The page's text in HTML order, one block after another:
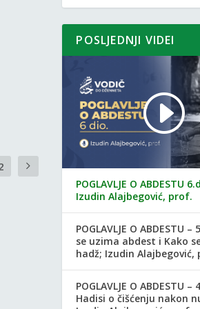
POSLJEDNJI VIDEI
POGLAVLJE O ABDESTU
Izudin Alajbegović, prof.
POGLAVLJE O ABDESTU
se uzima abdest i Kako
hadž; Izudin Alajbegović,
POGLAVLJE O ABDESTU –
Hadisi o čišćenju nakon